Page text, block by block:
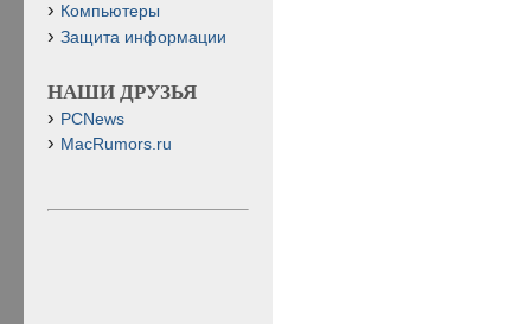
Компьютеры
Защита информации
НАШИ ДРУЗЬЯ
PCNews
MacRumors.ru